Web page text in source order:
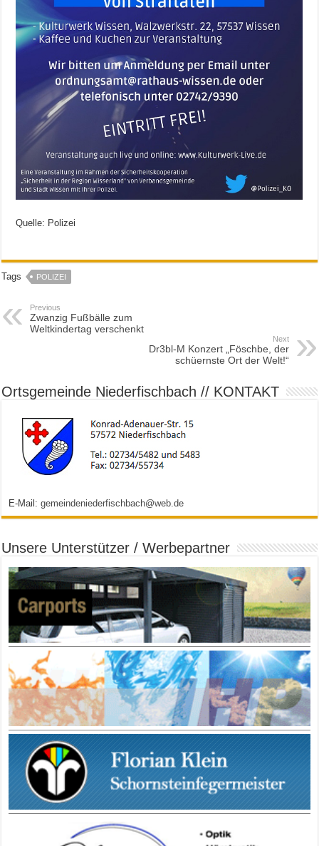
Quelle: Polizei
Tags POLIZEI
Previous
Zwanzig Fußbälle zum
Weltkindertag verschenkt
Next
Dr3bl-M Konzert „Föschbe, der
schüernste Ort der Welt!“
Ortsgemeinde Niederfischbach // KONTAKT
E-Mail:gemeindeniederfischbach@web.de
Unsere Unterstützer / Werbepartner